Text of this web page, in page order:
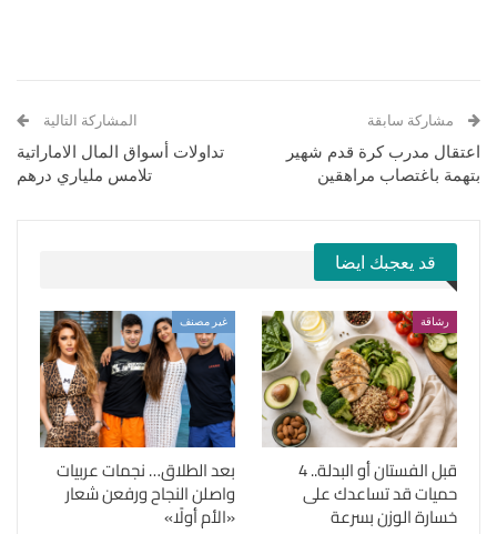
مشاركة سابقة
اعتقال مدرب كرة قدم شهير
بتهمة باغتصاب مراهقين
المشاركة التالية
تداولات أسواق المال الاماراتية
تلامس ملياري درهم
قد يعجبك ايضا
رشاقة
قبل الفستان أو البدلة.. 4
حميات قد تساعدك على
خسارة الوزن بسرعة
غير مصنف
بعد الطلاق… نجمات عربيات
واصلن النجاح ورفعن شعار
«الأم أولًا»